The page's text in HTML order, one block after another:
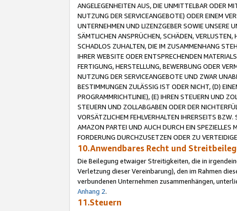
ANGELEGENHEITEN AUS, DIE UNMITTELBAR ODER
NUTZUNG DER SERVICEANGEBOTE) ODER EINEM
UNTERNEHMEN UND LIZENZGEBER SOWIE UNSERE
SÄMTLICHEN ANSPRÜCHEN, SCHÄDEN,
SCHADLOS ZUHALTEN, DIE IM ZUSAMMENHANG
IHRER WEBSITE ODER ENTSPRECHENDEN
FERTIGUNG, HERSTELLUNG, BEWERBUNG ODER
NUTZUNG DER SERVICEANGEBOTE UND ZWAR
BESTIMMUNGEN ZULÄSSIG IST ODER NICHT, (D)
PROGRAMMRICHTLINIE), (E) IHREN STEUERN UND
STEUERN UND ZOLLABGABEN ODER DER
VORSÄTZLICHEM FEHLVERHALTEN IHRERSEITS
AMAZON PARTEI UND AUCH DURCH EIN SPEZIELLES
FORDERUNG DURCHZUSETZEN ODER ZU
10.Anwendbares Recht und
Die Beilegung etwaiger Streitigkeiten, die in
Verletzung dieser Vereinbarung), den im Rahmen
verbundenen Unternehmen zusammenhängen,
Anhang 2.
11.Steuern